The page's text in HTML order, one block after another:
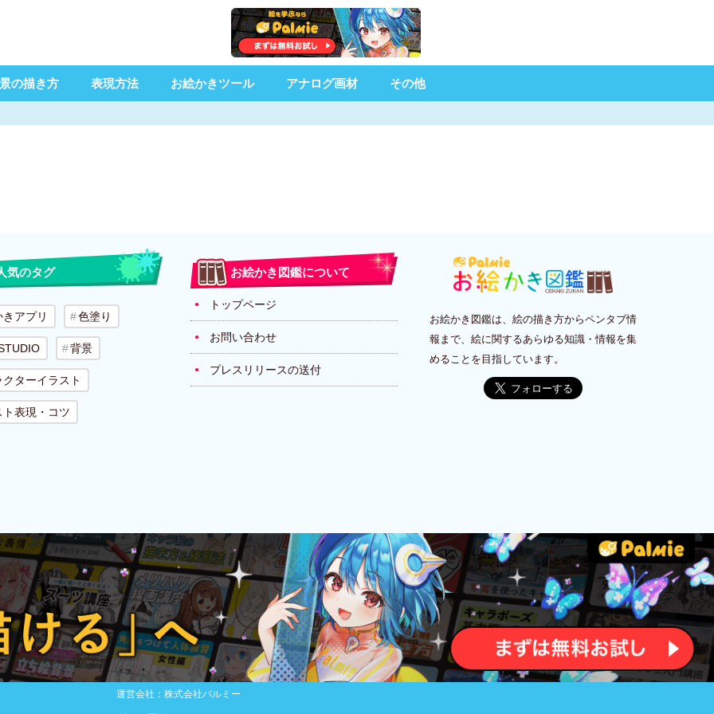
の描き方 表現方法 お絵かきツール アナログ画材 その他
気のタグ
アプリ 色塗り
背景
ターイラスト
ト表現・コツ
お絵かき図鑑について
トップページ
お問い合わせ
プレスリリースの送付
お絵かき図鑑は、絵の描き方からペンタブ情
報まで、絵に関するあらゆる知識・情報を集
めることを目指しています。
運営会社：株式会社パルミー